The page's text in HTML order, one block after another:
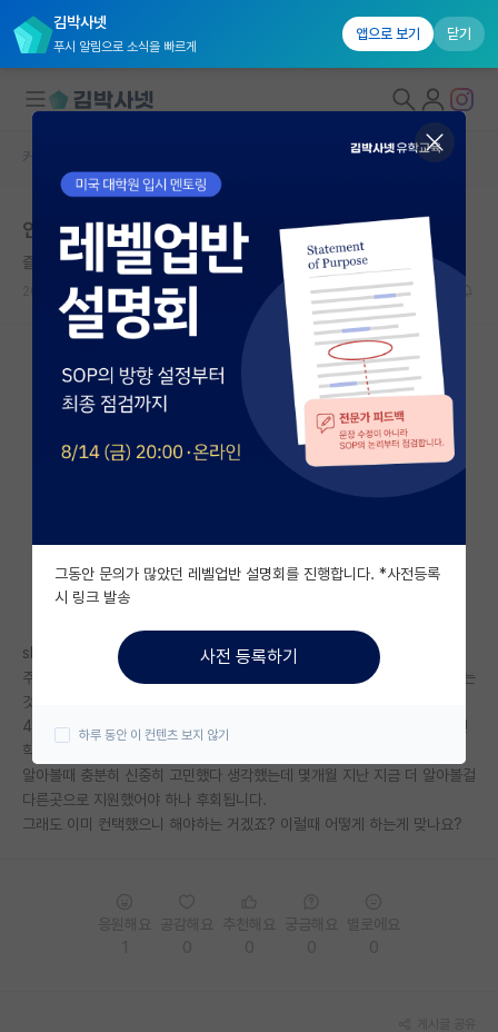
김박사넷
푸시 알림으로 소식을 빠르게
앱으로 보기 닫기
대학원생 모집
국내대학원 정보
연구실&오픈랩
커뮤니티
커뮤니티 홈
전체글보기
베스트 게시판
자유 게시판(아무개랩)
미국 유학 게시판
미국 대학원 합격 후기 게시판
대학원생 모집 게시판
연구실(PI) 홍보 게시판
석박사 채용 정보 게시판
커뮤니티 홈
인턴 컨택 후회
즐거운 피터 힉스
2026.04.16 1 1863
skp 인턴 컨택돼서 여름방학에 면담하고 겨울방학동안 인턴하기로 했는데
주기적으로 들어가서 확인해보니 랩이 활발하지도 않고 논문도 잘 안 나오는
것처럼 보입니다.
4학년이라 인턴 해볼 수 있는 기회도 몇번 없어서 경험해보고 그 랩으로 진
학할 생각이었습니다.
알아볼때 충분히 신중히 고민했다 생각했는데 몇개월 지난 지금 더 알아볼걸
다른곳으로 지원했어야 하나 후회됩니다.
그래도 이미 컨택했으니 해야하는 거겠죠? 이럴때 어떻게 하는게 맞나요?
그동안 문의가 많았던 레벨업반 설명회를 진행합니다. *사전등록
시 링크 발송
사전 등록하기
하루 동안 이 컨텐츠 보지 않기